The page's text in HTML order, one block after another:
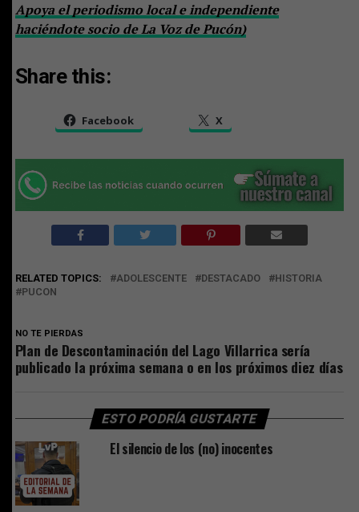
Apoya el periodismo local e independiente
haciéndote socio de La Voz de Pucón)
Share this:
Facebook X
RELATED TOPICS: ADOLESCENTE DESTACADO
HISTORIA
PUCON
NO TE PIERDAS
Plan de Descontaminación del Lago Villarrica sería
publicado la próxima semana o en los próximos diez días
ESTO PODRÍA GUSTARTE
El silencio de los (no) inocentes